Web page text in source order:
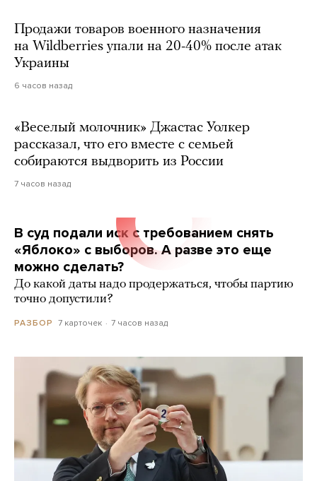
Продажи товаров военного назначения
на Wildberries упали на 20-40% после атак
Украины
6 часов назад
«Веселый молочник» Джастас Уолкер
рассказал, что его вместе с семьей
собираются выдворить из России
7 часов назад
В суд подали иск с требованием снять
«Яблоко» с выборов. А разве это еще
можно сделать?
До какой даты надо продержаться, чтобы партию
точно допустили?
РАЗБОР 7 карточек 7 часов назад